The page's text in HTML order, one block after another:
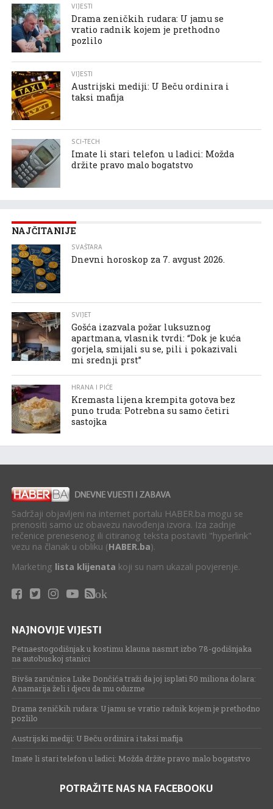
VIJESTI
Drama zeničkih rudara: U jamu se
vratio radnik kojem je prethodno
pozlilo
VIJESTI
Austrijski mediji: U Beču ordinira i
taksi mafija
SCI-TECH
Imate li stari telefon u ladici: Možda
držite pravo malo bogatstvo
NAJČITANIJE
SVAŠTARA
Dnevni horoskop za 7. avgust 2026.
SVIJET
Gošća izazvala požar luksuznog
apartmana, vlasnik tvrdi: “Dok je kuća
gorjela, smijali su se, pili i pokazivali
mi srednji prst”
HRANA I PIĆE
Kremasta lijena krempita gotova bez
puno truda: Potrebna su samo četiri
sastojka
Sadržaji objavljeni na internet portalu HABER.ba mogu se
prenositi samo uz obavezu navođenja izvora. Iza zadnje
rečenice prenesenog ili citiranog teksta postaviti "hyperlink"
vezu na članak u obliku (HABER.ba).
Marketing lista klijenata koji su nam ukazali povjerenje.
ok
NAJNOVIJE VIJESTI
Petnaestogodišnjak u kostimu klauna nasmrt izbo 78-godišnjaka
na autobuskoj stanici
Bivša zaručnica Luke Dončića traži da joj isplati 50 miliona dolara:
Anamarija želi i djecu da mu oduzme
Drama zeničkih rudara: U jamu se vratio radnik kojem je prethodno
pozlilo
Austrijski mediji: U Beču ordinira i taksi mafija
Imate li stari telefon u ladici: Možda držite pravo malo bogatstvo
POTRAŽITE NAS NA FACEBOOKU